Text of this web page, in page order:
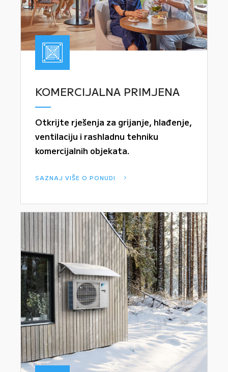
KOMERCIJALNA PRIMJENA
Otkrijte rješenja za grijanje, hlađenje,
ventilaciju i rashladnu tehniku
komercijalnih objekata.
SAZNAJ VIŠE O PONUDI